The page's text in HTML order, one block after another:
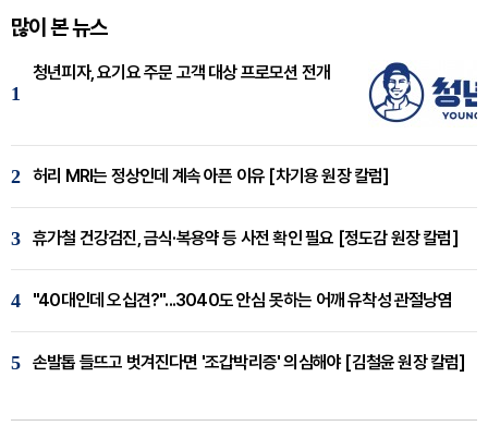
많이 본 뉴스
1
청년피자, 요기요 주문 고객 대상 프로모션 전개
2 허리 MRI는 정상인데 계속 아픈 이유 [차기용 원장 칼럼]
3 휴가철 건강검진, 금식·복용약 등 사전 확인 필요 [정도감 원장 칼럼]
4 "40대인데 오십견?"...3040도 안심 못하는 어깨 유착성 관절낭염
5 손발톱 들뜨고 벗겨진다면 '조갑박리증' 의심해야 [김철윤 원장 칼럼]